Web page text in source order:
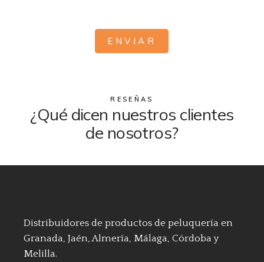
ENVIAR
RESEÑAS
¿Qué dicen nuestros clientes
de nosotros?
Distribuidores de productos de peluquería en
Granada, Jaén, Almería, Málaga, Córdoba y
Melilla.